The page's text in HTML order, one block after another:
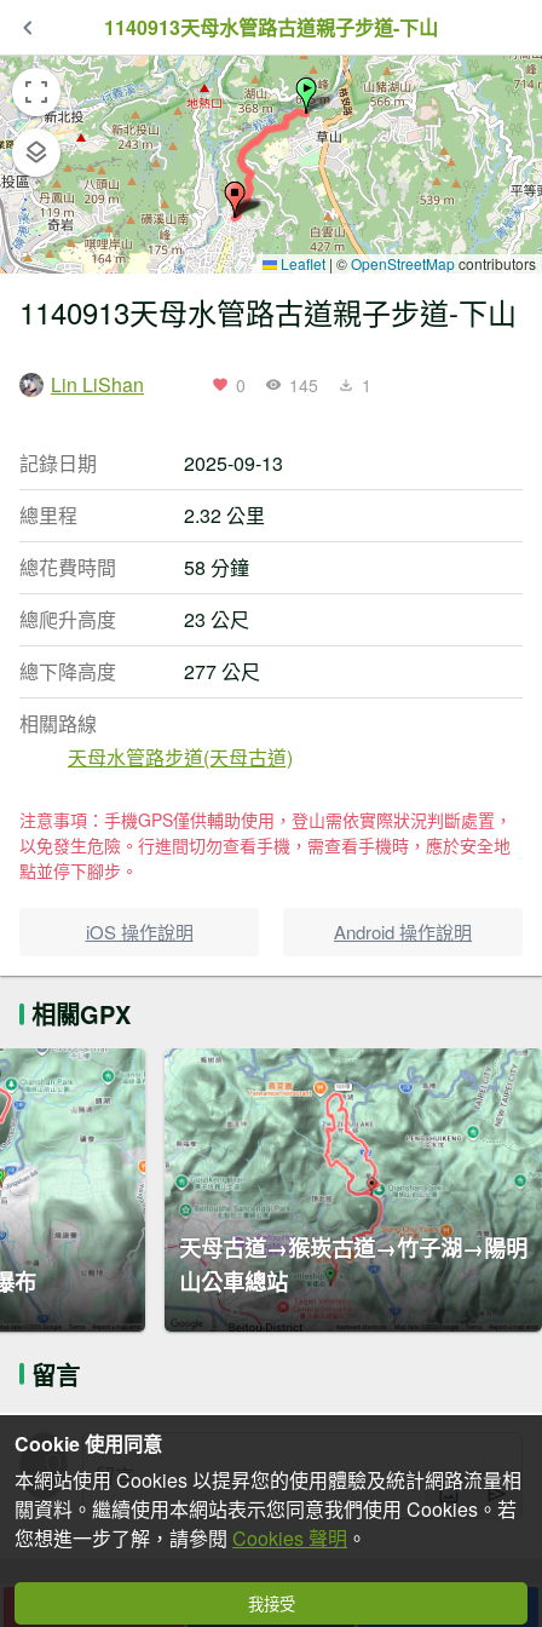
1140913天母水管路古道親子步道-下山
Leaflet | ©OpenStreetMapcontributors
1140913天母水管路古道親子步道-下山
Lin LiShan 0 145 1
記錄日期
2025-09-13
總里程
2.32 公里
總花費時間
58 分鐘
總爬升高度
23 公尺
總下降高度
277 公尺
相關路線
天母水管路步道(天母古道)
注意事項：手機GPS僅供輔助使用，登山需依實際狀況判斷處置，
以免發生危險。行進間切勿查看手機，需查看手機時，應於安全地
點並停下腳步。
iOS 操作說明 Android 操作說明
相關GPX
布
天母古道→猴崁古道→竹子湖→陽明
山公車總站
留言
下載
Cookie 使用同意
本網站使用 Cookies 以提昇您的使用體驗及統計網路流量相
關資料。繼續使用本網站表示您同意我們使用 Cookies。若
您想進一步了解，請參閱 Cookies 聲明 。
我接受